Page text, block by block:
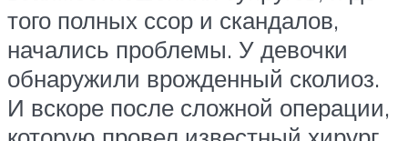
того полных ссор и скандалов,
начались проблемы. У девочки
обнаружили врожденный сколиоз.
И вскоре после сложной операции,